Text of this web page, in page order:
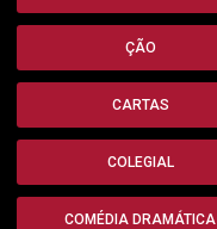
ÇÃO
CARTAS
COLEGIAL
COMÉDIA DRAMÁTICA